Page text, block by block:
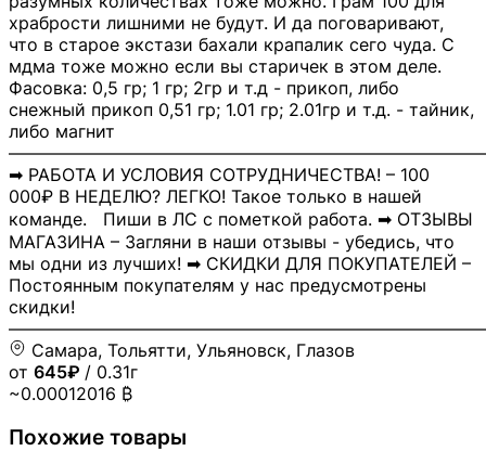
храбрости лишними не будут. И да поговаривают,
что в старое экстази бахали крапалик сего чуда. С
мдма тоже можно если вы старичек в этом деле.
Фасовка: 0,5 гр; 1 гр; 2гр и т.д - прикоп, либо
снежный прикоп 0,51 гр; 1.01 гр; 2.01гр и т.д. - тайник,
либо магнит
➡ РАБОТА И УСЛОВИЯ СОТРУДНИЧЕСТВА! – 100
000₽ В НЕДЕЛЮ? ЛЕГКО! Такое только в нашей
команде. Пиши в ЛС с пометкой работа. ➡ ОТЗЫВЫ
МАГАЗИНА – Загляни в наши отзывы - убедись, что
мы одни из лучших! ➡ СКИДКИ ДЛЯ ПОКУПАТЕЛЕЙ –
Постоянным покупателям у нас предусмотрены
скидки!
Самара, Тольятти, Ульяновск, Глазов
от 645₽ / 0.31г
~0.00012016 ₿
Похожие товары